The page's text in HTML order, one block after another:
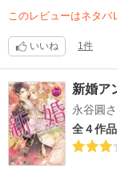
このレビューはネタ
いいね 1件
新婚ア
全４作